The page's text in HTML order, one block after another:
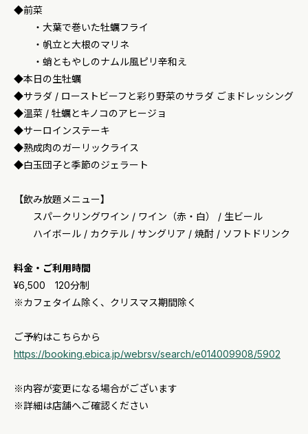
◆前菜
・大葉で巻いた牡蠣フライ
・帆立と大根のマリネ
・蛸ともやしのナムル風ピリ辛和え
◆本日の生牡蠣
◆サラダ / ローストビーフと彩り野菜のサラダ ごまドレッシング
◆温菜 / 牡蠣とキノコのアヒージョ
◆サーロインステーキ
◆熟成肉のガーリックライス
◆白玉団子と季節のジェラート
【飲み放題メニュー】
スパークリングワイン / ワイン（赤・白） / 生ビール
ハイボール / カクテル / サングリア / 焼酎 / ソフトドリンク
料金・ご利用時間
¥6,500 120分制
※カフェタイム除く、クリスマス期間除く
ご予約はこちらから
https://booking.ebica.jp/webrsv/search/e014009908/5902
※内容が変更になる場合がございます
※詳細は店舗へご確認ください